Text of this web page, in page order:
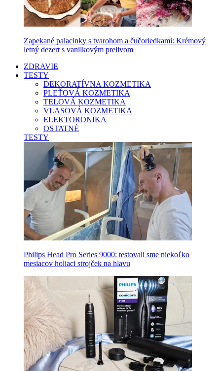
Zapekané palacinky s tvarohom a čučoriedkami: Krémový
letný dezert s vanilkovým prelivom
ZDRAVIE
TESTY
DEKORATÍVNA KOZMETIKA
PLEŤOVÁ KOZMETIKA
TELOVÁ KOZMETIKA
VLASOVÁ KOZMETIKA
ELEKTORONIKA
OSTATNÉ
TESTY
Philips Head Pro Series 9000: testovali sme niekoľko
mesiacov holiaci strojček na hlavu